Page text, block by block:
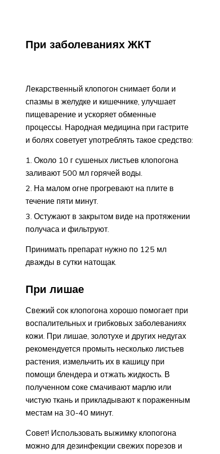
При заболеваниях ЖКТ
Лекарственный клопогон снимает боли и
спазмы в желудке и кишечнике, улучшает
пищеварение и ускоряет обменные
процессы. Народная медицина при гастрите
и болях советует употреблять такое средство:
Около 10 г сушеных листьев клопогона
заливают 500 мл горячей воды.
На малом огне прогревают на плите в
течение пяти минут.
Остужают в закрытом виде на протяжении
получаса и фильтруют.
Принимать препарат нужно по 125 мл
дважды в сутки натощак.
При лишае
Свежий сок клопогона хорошо помогает при
воспалительных и грибковых заболеваниях
кожи. При лишае, золотухе и других недугах
рекомендуется промыть несколько листьев
растения, измельчить их в кашицу при
помощи блендера и отжать жидкость. В
полученном соке смачивают марлю или
чистую ткань и прикладывают к пораженным
местам на 30-40 минут.
Совет! Использовать выжимку клопогона
можно для дезинфекции свежих порезов и